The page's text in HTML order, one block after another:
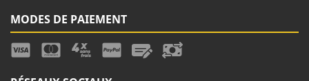
MODES DE PAIEMENT